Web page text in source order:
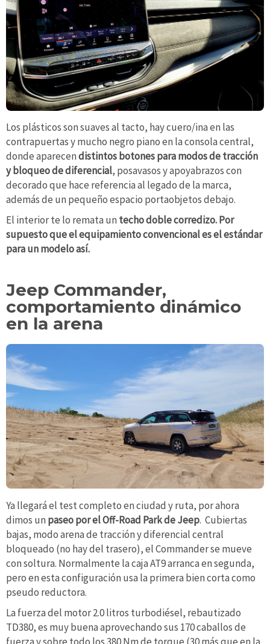
Los plásticos son suaves al tacto, hay cuero/ina en las
contrapuertas y mucho negro piano en la consola central,
donde aparecendistintos botones para modos de tracción
y bloqueo de diferencial, posavasos y apoyabrazos con
decorado que hace referencia al legado de la marca,
además de un pequeño espacio portaobjetos debajo.
El interior te lo remata un techo doble corredizo. Por
supuesto que el equipamiento convencional es el estándar
para un modelo así.
Jeep Commander,
comportamiento dinámico
en la arena
Ya llegará el test completo en ciudad y ruta, por ahora
dimos un paseo por el Off-Road Park de Jeep. Cubiertas
bajas, modo arena de tracción y diferencial central
bloqueado (no hay del trasero), el Commander se mueve
con soltura. Normalmente la caja AT9 arranca en segunda,
pero en esta configuración usa la primera bien corta como
pseudo reductora.
La fuerza del motor 2.0 litros turbodiésel, rebautizado
TD380, es muy buena aprovechando sus 170 caballos de
fuerza y sobre todo los 380 Nm de torque (30 más que en la